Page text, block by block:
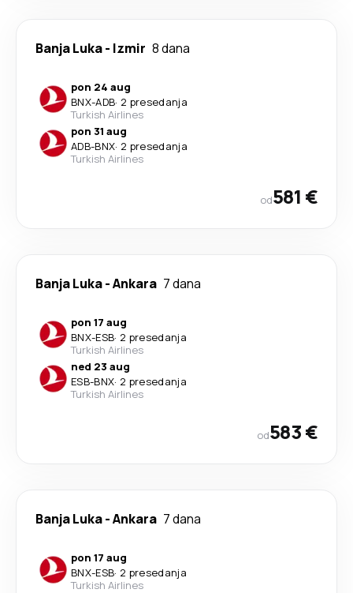
Banja Luka- Izmir 8 dana
pon 24 aug
BNX-ADB· 2 presedanja
Turkish Airlines
pon 31 aug
ADB-BNX· 2 presedanja
Turkish Airlines
od581 €
Banja Luka-Ankara 7 dana
pon 17 aug
BNX-ESB· 2 presedanja
Turkish Airlines
ned 23 aug
ESB-BNX· 2 presedanja
Turkish Airlines
od583 €
Banja Luka-Ankara 7 dana
pon 17 aug
BNX-ESB· 2 presedanja
Turkish Airlines